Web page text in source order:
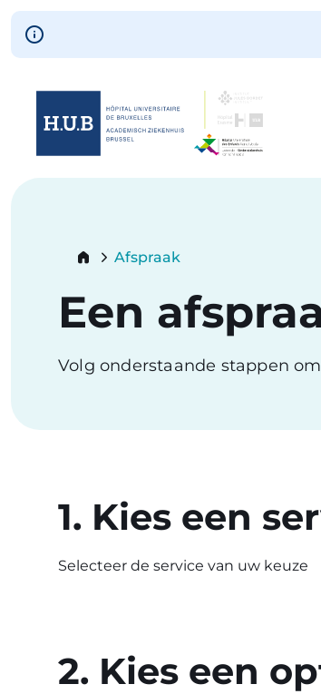
Skip to main content
Skip
Breadcrumb
Current:
Afspraak
Een
Volg onderstaande stappen
1. Kies een
Selecteer de service van uw keuze
2. Kies een